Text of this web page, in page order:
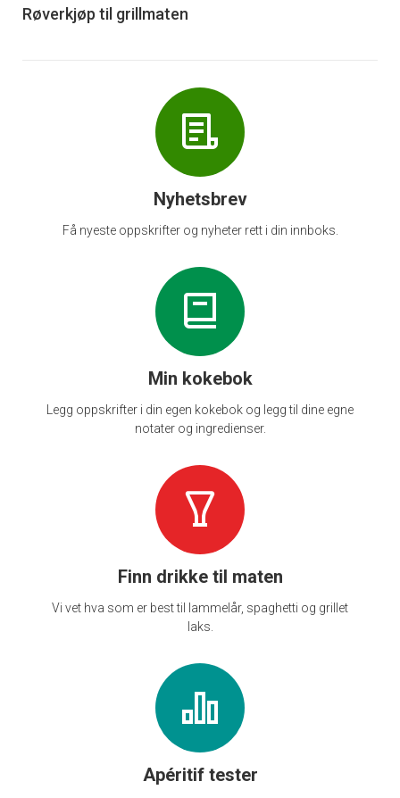
6
Røverkjøp til grillmaten
Nyhetsbrev
Få nyeste oppskrifter og nyheter rett i din innboks.
Min kokebok
Legg oppskrifter i din egen kokebok og legg til dine egne
notater og ingredienser.
Finn drikke til maten
Vi vet hva som er best til lammelår, spaghetti og grillet
laks.
Apéritif tester